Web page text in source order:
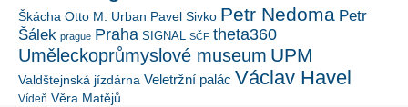
Škácha Otto M. Urban Pavel Sivko Petr Nedoma Petr
Šálek prague Praha SIGNAL SČF theta360
Uměleckoprůmyslové museum UPM
Valdštejnská jízdárna Veletržní palác Václav Havel
Vídeň Věra Matějů